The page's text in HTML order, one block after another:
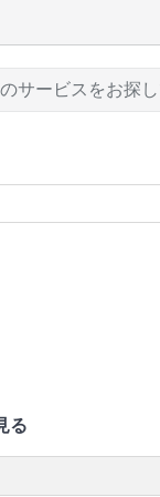
る